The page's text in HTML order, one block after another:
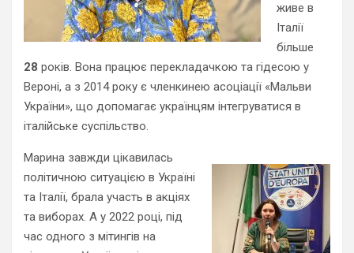
живе в
Італії
більше
28 років. Вона працює перекладачкою та гідесою у
Вероні, а з 2014 року є членкинею асоціації «Мальви
України», що допомагає українцям інтегруватися в
італійське суспільство.
Марина завжди цікавилась
політичною ситуацією в Україні
та Італії, брала участь в акціях
та виборах. А у 2022 році, під
час одного з мітингів на